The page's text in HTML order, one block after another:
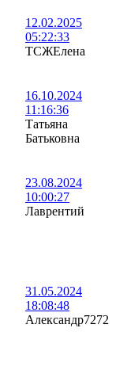
12.02.2025
05:22:33
ТСЖЕлена
16.10.2024
11:16:36
Татьяна
Батьковна
23.08.2024
10:00:27
Лаврентий
31.05.2024
18:08:48
Александр7272